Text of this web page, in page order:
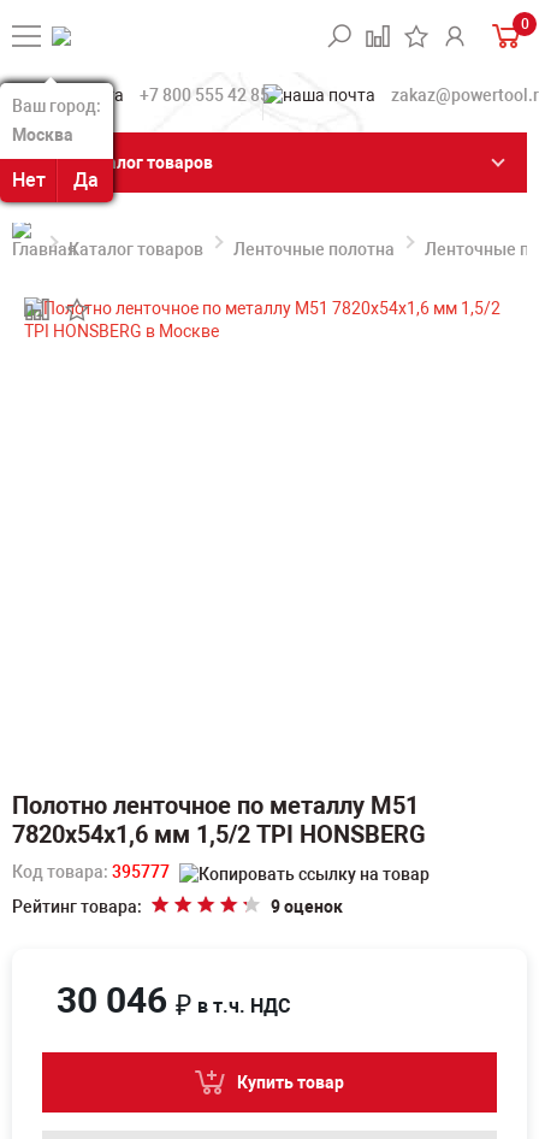
Ваш город:
Москва
Нет Да
Ваш город:
Москва
Нет Да
0
+7 800 555 42 85
Каталог товаров
Каталог товаров Ленточные полотна Ленточные
Полотно ленточное по металлу M51
7820х54х1,6 мм 1,5/2 TPI HONSBERG
Код товара: 395777
Рейтинг товара:
9 оценок
30 046 ₽ в т.ч. НДС
Купить товар